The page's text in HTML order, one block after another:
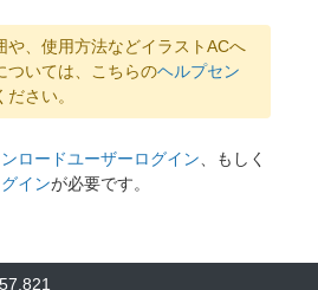
や、使用方法などイラストACへ
ついては、こちらのヘルプセン
さい。
ロードユーザーログイン、もしく
インが必要です。